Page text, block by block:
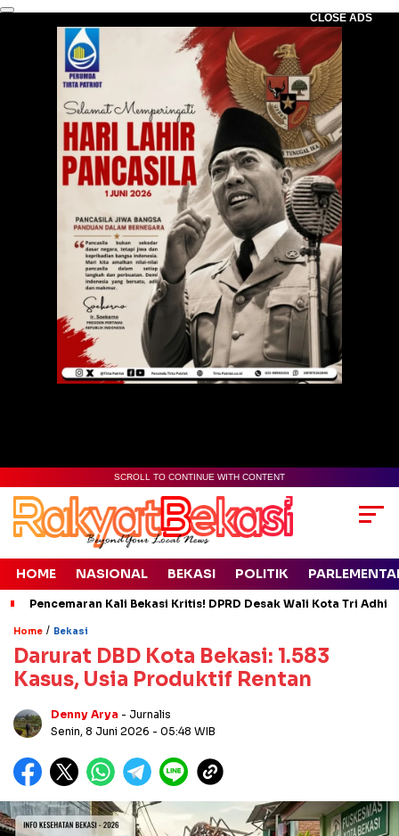
CLOSE ADS
SCROLL TO CONTINUE WITH CONTENT
HOME NASIONAL BEKASI POLITIK
Pencemaran Kali Bekasi Kritis! DPRD Desak Wali Kota Tri
Home / Bekasi
Darurat DBD Kota Bekasi: 1.583
Kasus, Usia Produktif Rentan
Denny Arya - Jurnalis
Senin, 8 Juni 2026 - 05:48 WIB